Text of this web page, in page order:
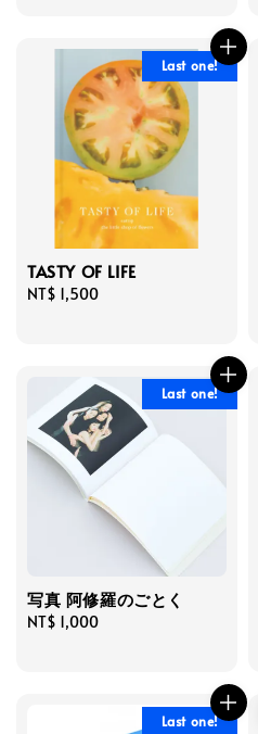
Last one!
TASTY OF LIFE
Regular
NT$ 1,500
Last one!
写真 阿修羅のごとく
Regular
NT$ 1,000
Last one!